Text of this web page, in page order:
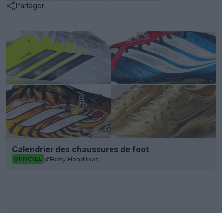
Partager
Calendrier des chaussures de foot
OFFICIEL Footy Headlines